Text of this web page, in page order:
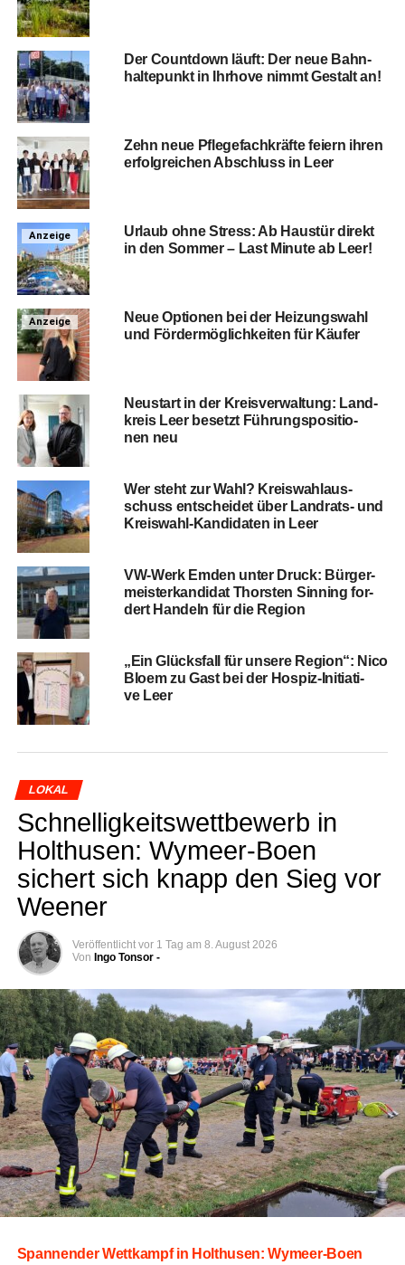
Der Count­down läuft: Der neue Bahn­
hal­te­punkt in Ihr­ho­ve nimmt Gestalt an!
Zehn neue Pfle­ge­fach­kräf­te fei­ern ihren
erfolg­rei­chen Abschluss in Leer
Anzeige
Urlaub ohne Stress: Ab Haus­tür direkt
in den Som­mer – Last Minu­te ab Leer!
Anzeige
Neue Optio­nen bei der Hei­zungs­wahl
und För­der­mög­lich­kei­ten für Käufer
Neu­start in der Kreis­ver­wal­tung: Land­
kreis Leer besetzt Füh­rungs­po­si­tio­
nen neu
Wer steht zur Wahl? Kreis­wahl­aus­
schuss ent­schei­det über Land­rats- und
Kreis­wahl-Kan­di­da­ten in Leer
VW-Werk Emden unter Druck: Bür­ger­
meis­ter­kan­di­dat Thors­ten Sin­ning for­
dert Han­deln für die Region
„Ein Glücks­fall für unse­re Regi­on“: Nico
Blo­em zu Gast bei der Hos­piz-Initia­ti­
ve Leer
LOKAL
Schnel­lig­keits­wett­be­werb in
Hol­thusen: Wymeer-Boen
sichert sich knapp den Sieg vor
Weener
Veröffentlicht vor 1 Tag am 8. August 2026
Von Ingo Tonsor -
Span­nen­der Wett­kampf in Hol­thusen: Wymeer-Boen